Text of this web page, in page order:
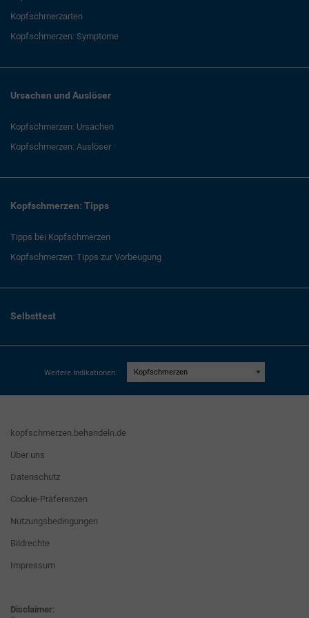
Kopfschmerzarten
Kopfschmerzen: Symptome
Ursachen und Auslöser
Kopfschmerzen: Ursachen
Kopfschmerzen: Auslöser
Kopfschmerzen: Tipps
Tipps bei Kopfschmerzen
Kopfschmerzen: Tipps zur Vorbeugung
Selbsttest
Weitere Indikationen:
kopfschmerzen.behandeln.de
Über uns
Datenschutz
Cookie-Präferenzen
Nutzungsbedingungen
Bildrechte
Impressum
Disclaimer: